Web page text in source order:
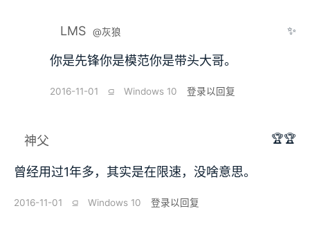
LMS @灰狼 ✨
你是先锋你是模范你是带头大哥。
2016-11-01 ⫑ Windows 10 登录以回复
神父 🏆🏆
曾经用过1年多，其实是在限速，没啥意思。
2016-11-01 ⫑ Windows 10 登录以回复